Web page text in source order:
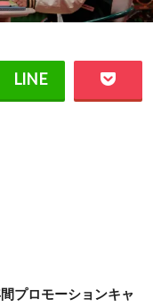
プロモーションキャ